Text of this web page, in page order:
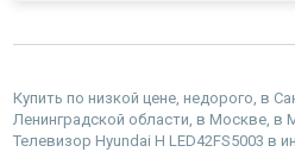
Купить по низкой цене, недорого, в
Ленинградской области, в Москве, в
Телевизор Hyundai H LED42FS5003 в